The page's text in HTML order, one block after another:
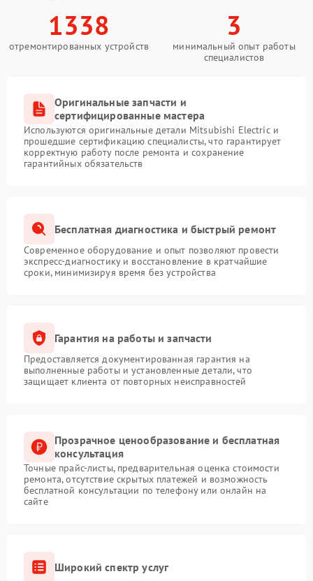
1338
отремонтированных устройств
3
минимальный опыт работы
специалистов
Оригинальные запчасти и
сертифицированные мастера
Используются оригинальные детали Mitsubishi Electric и
прошедшие сертификацию специалисты, что гарантирует
корректную работу после ремонта и сохранение
гарантийных обязательств
Бесплатная диагностика и быстрый ремонт
Современное оборудование и опыт позволяют провести
экспресс-диагностику и восстановление в кратчайшие
сроки, минимизируя время без устройства
Гарантия на работы и запчасти
Предоставляется документированная гарантия на
выполненные работы и установленные детали, что
защищает клиента от повторных неисправностей
Прозрачное ценообразование и бесплатная
консультация
Точные прайс-листы, предварительная оценка стоимости
ремонта, отсутствие скрытых платежей и возможность
бесплатной консультации по телефону или онлайн на
сайте
Широкий спектр услуг